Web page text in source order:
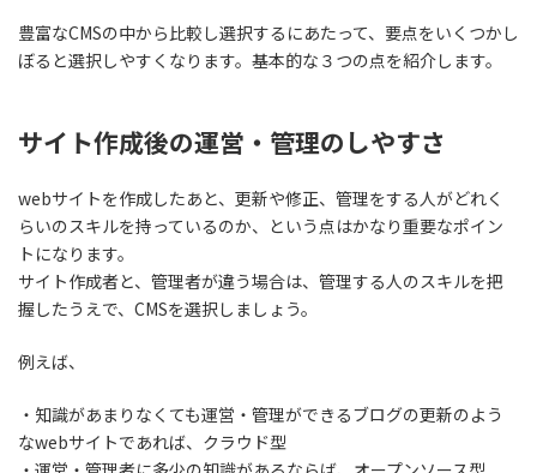
豊富なCMSの中から比較し選択するにあたって、要点をいくつかし
ぼると選択しやすくなります。基本的な３つの点を紹介します。
サイト作成後の運営・管理のしやすさ
webサイトを作成したあと、更新や修正、管理をする人がどれく
らいのスキルを持っているのか、という点はかなり重要なポイン
トになります。
サイト作成者と、管理者が違う場合は、管理する人のスキルを把
握したうえで、CMSを選択しましょう。
例えば、
・知識があまりなくても運営・管理ができるブログの更新のよう
なwebサイトであれば、クラウド型